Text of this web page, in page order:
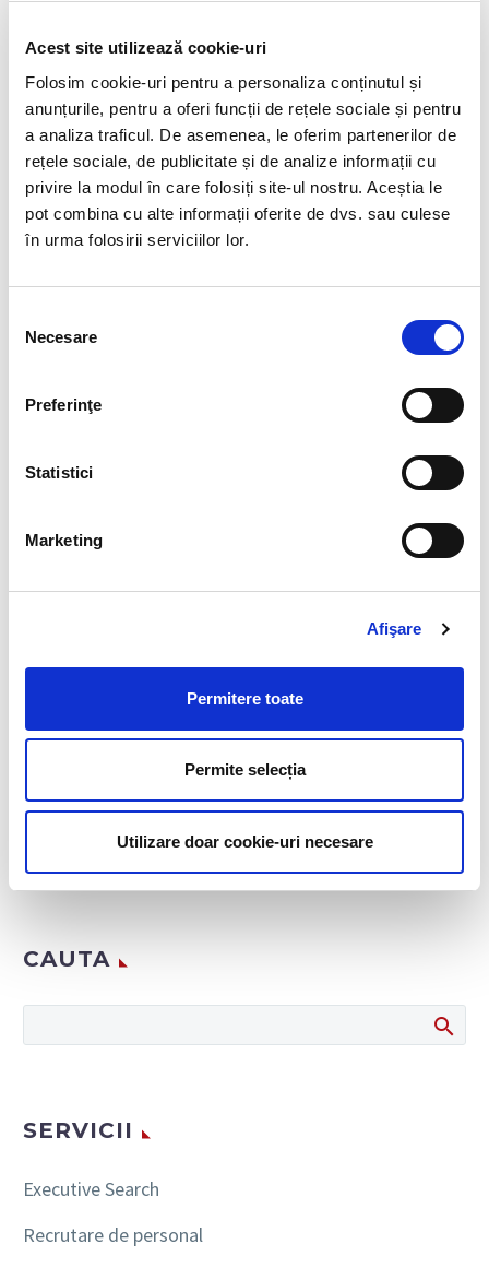
Acest site utilizează cookie-uri
Folosim cookie-uri pentru a personaliza conținutul și
anunțurile, pentru a oferi funcții de rețele sociale și pentru
a analiza traficul. De asemenea, le oferim partenerilor de
rețele sociale, de publicitate și de analize informații cu
privire la modul în care folosiți site-ul nostru. Aceștia le
pot combina cu alte informații oferite de dvs. sau culese
în urma folosirii serviciilor lor.
consimțământului
Necesare
Preferinţe
Statistici
Marketing
Afişare
Permitere toate
Permite selecția
Utilizare doar cookie-uri necesare
Studentii si-au manifestat interesul prin intrebari
punctuale si comentarii pertinente si au apreciat
sfaturile si sugestiile colegei noastre si transferul de
know-how. Workshopul „Primii pasi spre angajare”
face parte din strategia mai ampla de
responsabilitate sociala (CSR) a BIA HR, concretizata
Te-ar mai putea interesa si:
recruiter
DESPRE AUTOR
CAUTA
SERVICII
Executive Search
Recrutare de personal